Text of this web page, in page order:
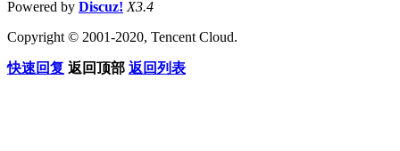
Powered by Discuz! X3.4
Copyright © 2001-2020, Tencent Cloud.
快速回复 返回顶部 返回列表